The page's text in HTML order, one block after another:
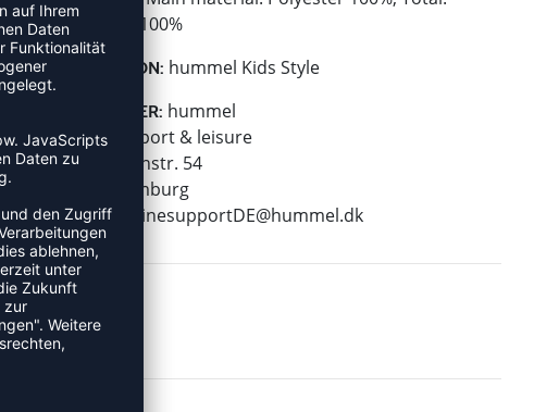
Polyester 100%
KOLLEKTION: hummel Kids Style
HERSTELLER: hummel
hummel sport & leisure
Leverkusenstr. 54
22761 Hamburg
E-Mail:
onlinesupportDE@hummel.dk